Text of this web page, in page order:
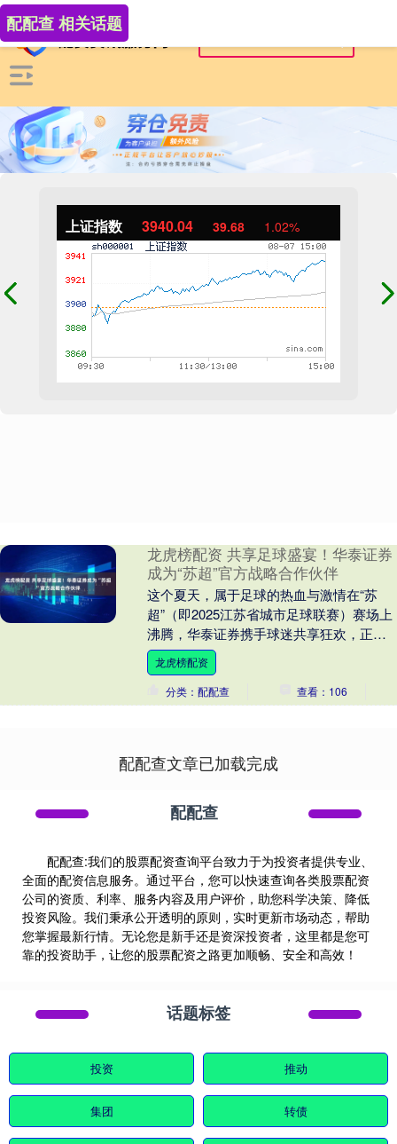
上证指数 3940.04 39.68 1.02%
配配查 相关话题
龙虎榜配资 共享足球盛宴！华泰证券
成为“苏超”官方战略合作伙伴
这个夏天，属于足球的热血与激情在“苏
超”（即2025江苏省城市足球联赛）赛场上
沸腾，华泰证券携手球迷共享狂欢，正式
成为“苏超”赛事官方战略合作伙伴！ 此次
携手“....
龙虎榜配资
分类：配配查
查看：106
配配查文章已加载完成
配配查
配配查:我们的股票配资查询平台致力于为投资者提供专业、
全面的配资信息服务。通过平台，您可以快速查询各类股票配资
公司的资质、利率、服务内容及用户评价，助您科学决策、降低
投资风险。我们秉承公开透明的原则，实时更新市场动态，帮助
您掌握最新行情。无论您是新手还是资深投资者，这里都是您可
靠的投资助手，让您的股票配资之路更加顺畅、安全和高效！
话题标签
投资 推动
集团 转债